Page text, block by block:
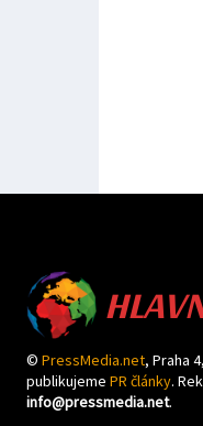
© PressMedia.net, Praha
publikujeme PR články.
info@pressmedia.net.